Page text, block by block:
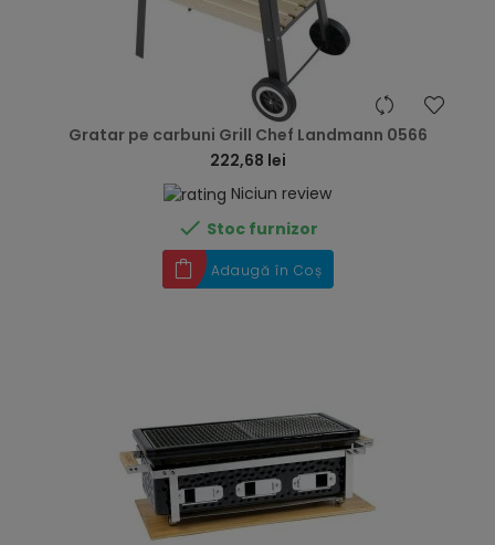
Gratar pe carbuni Grill Chef Landmann 0566
222,68 lei
Niciun review
 Stoc furnizor
Adaugă în Coș